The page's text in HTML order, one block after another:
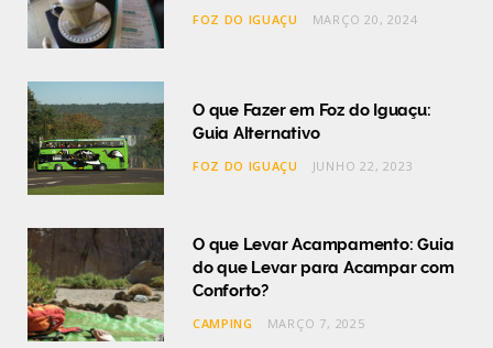
FOZ DO IGUAÇU MARÇO 20, 2024
O que Fazer em Foz do Iguaçu:
Guia Alternativo
FOZ DO IGUAÇU JUNHO 22, 2023
O que Levar Acampamento: Guia
do que Levar para Acampar com
Conforto?
CAMPING MARÇO 7, 2025